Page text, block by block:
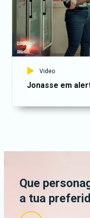
Video
Jonasse em
Que
a tua